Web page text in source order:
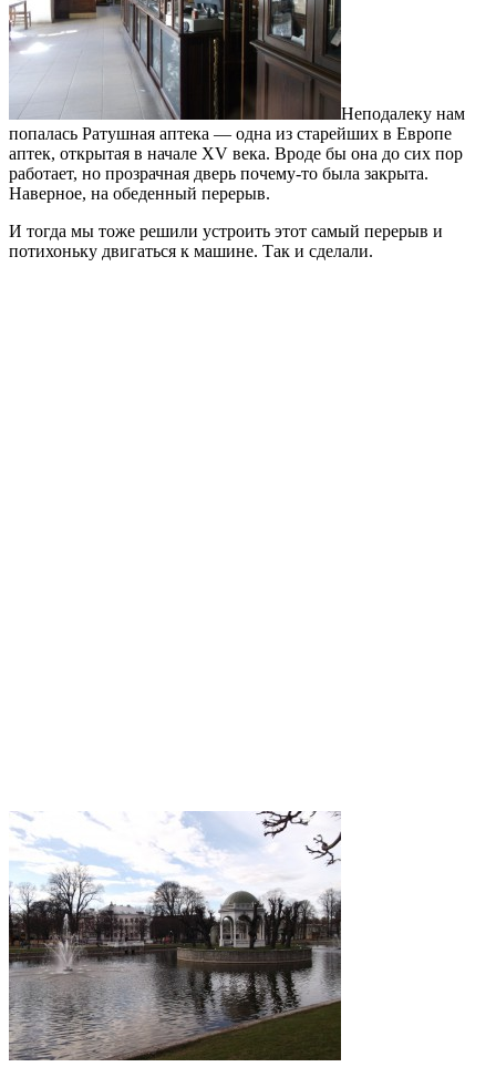
Неподалеку нам
попалась Ратушная аптека — одна из старейших в Европе
аптек, открытая в начале XV века. Вроде бы она до сих пор
работает, но прозрачная дверь почему-то была закрыта.
Наверное, на обеденный перерыв.
И тогда мы тоже решили устроить этот самый перерыв и
потихоньку двигаться к машине. Так и сделали.